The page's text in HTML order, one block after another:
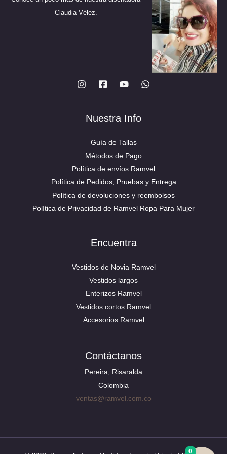
la
la
página
de
producto
Claudia Vélez.
Nuestra Info
Guía de Tallas
Métodos de Pago
Política de envíos Ramvel
Política de Pedidos, Pruebas y Entrega
Política de devoluciones y reembolsos
Política de Privacidad de Ramvel Ropa Para Mujer
Encuentra
Vestidos de Novia Ramvel
Vestidos largos
Enterizos Ramvel
Vestidos cortos Ramvel
Accesorios Ramvel
Contáctanos
Pereira, Risaralda
Colombia
ventas@ramvel.com.co
0